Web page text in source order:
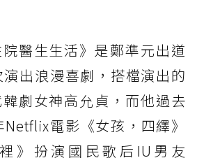
醫生生活》是鄭準元出道
出浪漫喜劇，搭檔演出的
劇女神高允貞，而他過去
電影《女孩，四繹》
》扮演國民歌后IU男友